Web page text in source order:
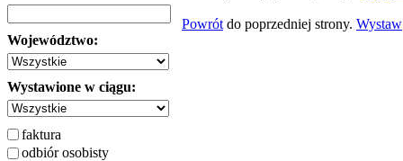
Województwo:
Wystawione w ciągu:
faktura
odbiór osobisty
Powrót do poprzedniej strony. Wystaw